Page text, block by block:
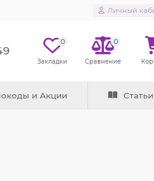
Личный
0 0
и Акции Статьи